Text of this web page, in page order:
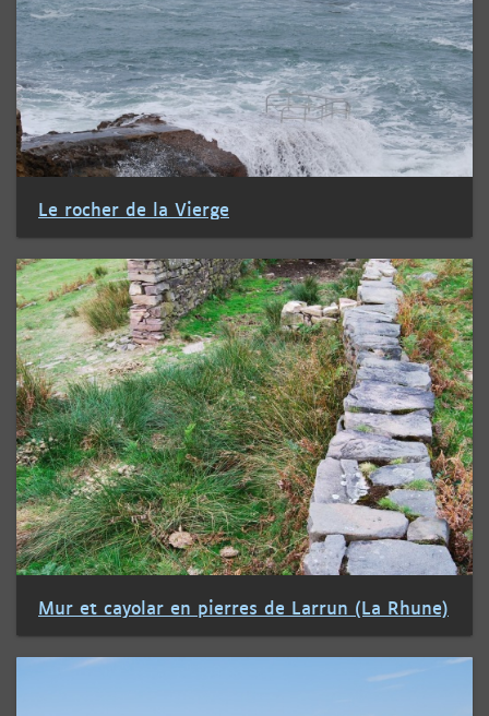
Le rocher de la Vierge
Mur et cayolar en pierres de Larrun (La Rhune)